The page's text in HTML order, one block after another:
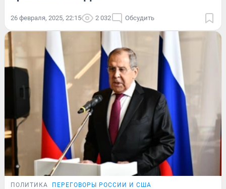
26 февраля, 2025, 22:15 2 032 Обсудить
ПОЛИТИКА ПЕРЕГОВОРЫ РОССИИ И США